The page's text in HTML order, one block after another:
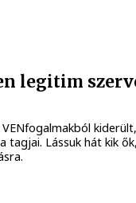
legitim
tagjai. Lássuk hát kik